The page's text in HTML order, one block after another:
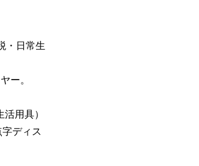
・日常生
ー。
用具）
ディス